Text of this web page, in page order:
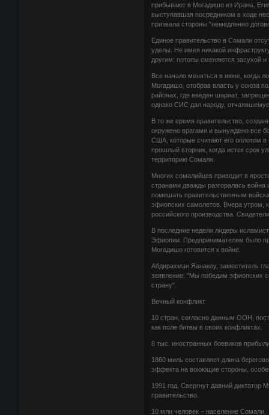
прибывают в Могадишо из Ирана,
выступавшая посредником в ходе
призвала стороны "немедленно
Единое правительство в Сомали
уделы. Не имея никакой
другим: потопы сменяются засухой и
Все начало меняться в июне, когда
Могадишо, отобрав власть у союза
районах, где введен шариат,
однако СИС дал народу,
В то же время правительство,
окружено врагами и вынуждено все
США, которые считают его оплотом в
прошлый вторник, когда истек срок
территорию Сомали.
Многих сомалийцев приводит в
странами дважды разгоралась война
помешать правительственным
эфиопских самолетов. Вчера утром,
российского производства.
В последние недели лидеры
Эфиопии. Предпринимателям было
Могадишо готовится к войне.
Абдирахман Яанакоу, заместитель
заявление: "Мы победим эфиопских
страну".
Вечный конфликт
10 стран, согласно данным ООН,
как поле битвы в своих конфликтах.
8 тыс. иностранных боевиков
1860 миль составляет длина
эффекта на воюющие стороны,
1991 год. Свергнут давний
правительство.
10 млн человек – население Сомали.